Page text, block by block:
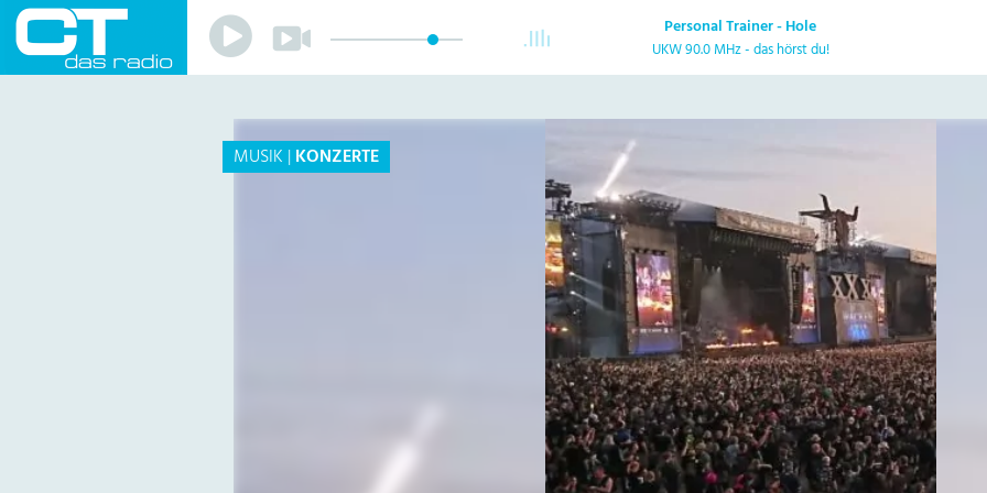
Play
Play Personal Trainer - Hole
UKW 90.0 MHz - das hörst du!
MUSIK |KONZERTE